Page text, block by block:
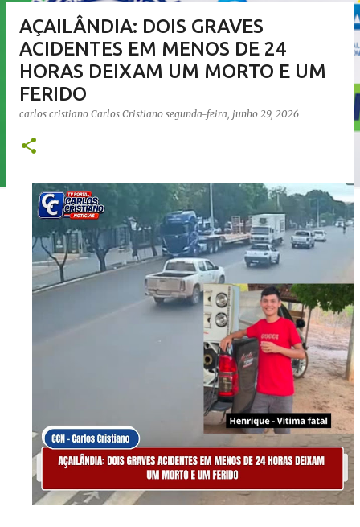
AÇAILÂNDIA: DOIS GRAVES
ACIDENTES EM MENOS DE 24
HORAS DEIXAM UM MORTO E UM
FERIDO
carlos cristiano Carlos Cristiano segunda-feira, junho 29, 2026